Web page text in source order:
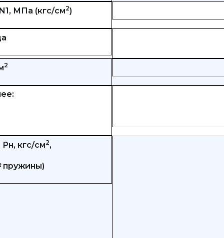
МПа (кгс/см2)
2
кгс/см2,
пружины)